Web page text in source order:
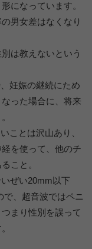
になっています。
男女差はなくなり
は教えないという
妊娠の継続にため
った場合に、将来
ことは沢山あり、
を使って、他のチ
こと。
ぜい20mm以下
、超音波ではペニ
まり性別を誤って